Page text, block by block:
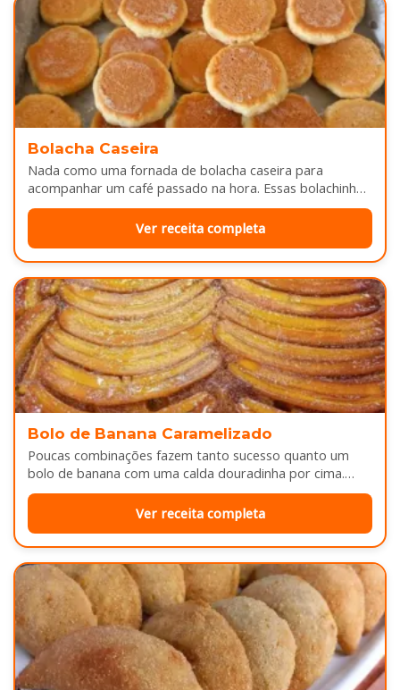
Bolacha Caseira
Nada como uma fornada de bolacha caseira para
acompanhar um café passado na hora. Essas bolachinhas
ficam levemente douradas por…
Ver receita completa
Bolo de Banana Caramelizado
Poucas combinações fazem tanto sucesso quanto um
bolo de banana com uma calda douradinha por cima.
Enquanto assa, aquele cheirinho…
Ver receita completa